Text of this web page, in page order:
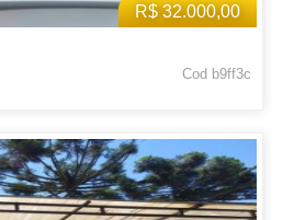
R$ 32.000,00
Cod b9ff3c